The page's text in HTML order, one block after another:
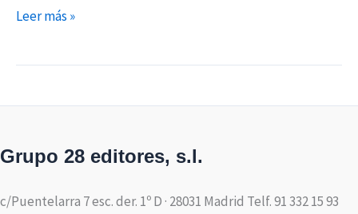
Leer más »
Grupo 28 editores, s.l.
c/Puentelarra 7 esc. der. 1º D · 28031 Madrid Telf. 91 332 15 93